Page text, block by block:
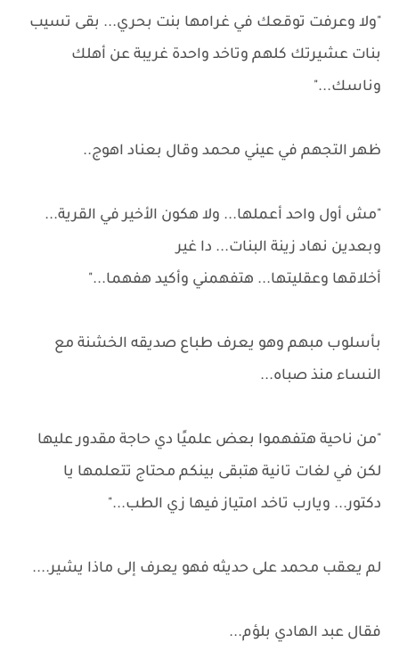
"ولا وعرفت توقعك في غرامها بنت بحري... بقى تسيب
بنات عشيرتك كلهم وتاخد واحدة غريبة عن أهلك
وناسك..."
ظهر التجهم في عيني محمد وقال بعناد اهوج..
"مش أول واحد أعملها... ولا هكون الأخير في القرية...
وبعدين نهاد زينة البنات... دا غير
أخلاقها وعقليتها... هتفهمني وأكيد هفهما..."
بأسلوب مبهم وهو يعرف طباع صديقه الخشنة مع
النساء منذ صباه...
"من ناحية هتفهموا بعض علميًا دي حاجة مقدور عليها
لكن في لغات تانية هتبقى بينكم محتاج تتعلمها يا
دكتور... ويارب تاخد امتياز فيها زي الطب..."
لم يعقب محمد على حديثه فهو يعرف إلى ماذا يشير....
فقال عبد الهادي بلؤم...